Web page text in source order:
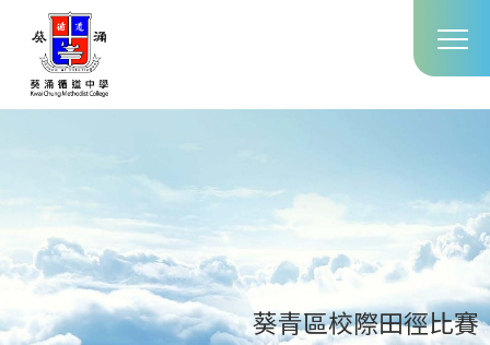
移至主內容
葵青區校際田徑比賽